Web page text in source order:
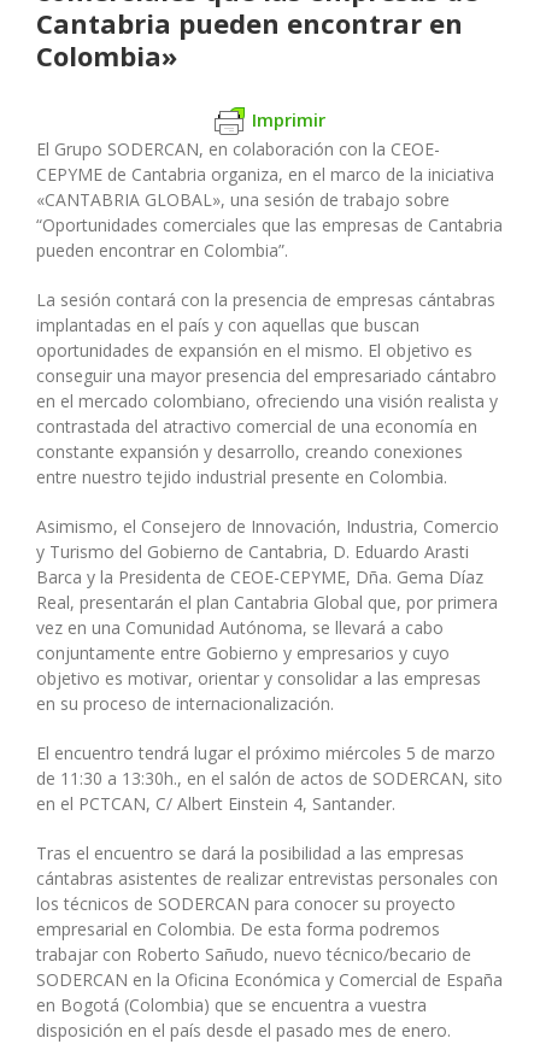
Cantabria pueden encontrar en
Colombia»
Imprimir
El Grupo SODERCAN, en colaboración con la CEOE-
CEPYME de Cantabria organiza, en el marco de la iniciativa
«CANTABRIA GLOBAL», una sesión de trabajo sobre
“Oportunidades comerciales que las empresas de Cantabria
pueden encontrar en Colombia”.
La sesión contará con la presencia de empresas cántabras
implantadas en el país y con aquellas que buscan
oportunidades de expansión en el mismo. El objetivo es
conseguir una mayor presencia del empresariado cántabro
en el mercado colombiano, ofreciendo una visión realista y
contrastada del atractivo comercial de una economía en
constante expansión y desarrollo, creando conexiones
entre nuestro tejido industrial presente en Colombia.
Asimismo, el Consejero de Innovación, Industria, Comercio
y Turismo del Gobierno de Cantabria, D. Eduardo Arasti
Barca y la Presidenta de CEOE-CEPYME, Dña. Gema Díaz
Real, presentarán el plan Cantabria Global que, por primera
vez en una Comunidad Autónoma, se llevará a cabo
conjuntamente entre Gobierno y empresarios y cuyo
objetivo es motivar, orientar y consolidar a las empresas
en su proceso de internacionalización.
El encuentro tendrá lugar el próximo miércoles 5 de marzo
de 11:30 a 13:30h., en el salón de actos de SODERCAN, sito
en el PCTCAN, C/ Albert Einstein 4, Santander.
Tras el encuentro se dará la posibilidad a las empresas
cántabras asistentes de realizar entrevistas personales con
los técnicos de SODERCAN para conocer su proyecto
empresarial en Colombia. De esta forma podremos
trabajar con Roberto Sañudo, nuevo técnico/becario de
SODERCAN en la Oficina Económica y Comercial de España
en Bogotá (Colombia) que se encuentra a vuestra
disposición en el país desde el pasado mes de enero.